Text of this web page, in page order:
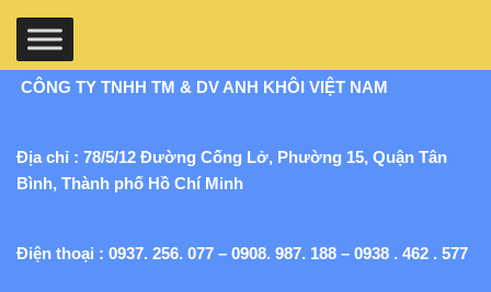
CÔNG TY TNHH TM & DV ANH KHÔI VIỆT NAM
Địa chỉ : 78/5/12 Đường Cống Lở, Phường 15, Quận Tân
Bình, Thành phố Hồ Chí Minh
Điện thoại : 0937. 256. 077 – 0908. 987. 188 – 0938 . 462 . 577